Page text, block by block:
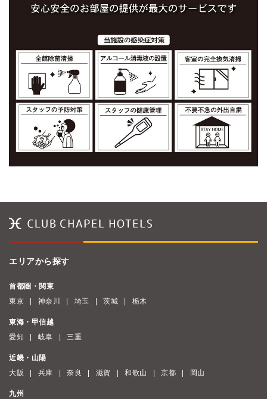
エリアから探す
首都圏・関東
東京
神奈川 埼玉 茨城 栃木
東海・甲信越
愛知
岐阜 三重
近畿・山陽
大阪
兵庫 奈良 滋賀 和歌山 京都 岡山
九州